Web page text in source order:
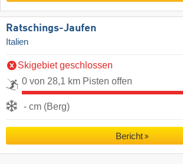
Ratschings-Jaufen
Italien
Skigebiet geschlossen
0 von 28,1 km Pisten offen
- cm (Berg)
Bericht